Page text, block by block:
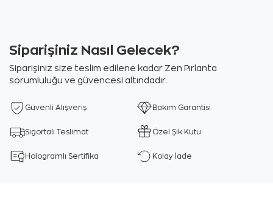
Siparişiniz Nasıl Gelecek?
Siparişiniz size teslim edilene kadar Zen Pırlanta
sorumluluğu ve güvencesi altındadır.
Güvenli Alışveriş Bakım Garantisi
Sigortalı Teslimat Özel Şık Kutu
Hologramlı Sertifika Kolay İade